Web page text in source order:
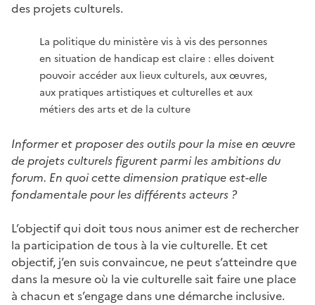
des projets culturels.
La politique du ministère vis à vis des personnes
en situation de handicap est claire : elles doivent
pouvoir accéder aux lieux culturels, aux œuvres,
aux pratiques artistiques et culturelles et aux
métiers des arts et de la culture
Informer et proposer des outils pour la mise en œuvre
de projets culturels figurent parmi les ambitions du
forum. En quoi cette dimension pratique est-elle
fondamentale pour les différents acteurs ?
L’objectif qui doit tous nous animer est de rechercher
la participation de tous à la vie culturelle. Et cet
objectif, j’en suis convaincue, ne peut s’atteindre que
dans la mesure où la vie culturelle sait faire une place
à chacun et s’engage dans une démarche inclusive.